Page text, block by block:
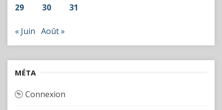
29
30 31
« Juin Août »
MÉTA
Connexion